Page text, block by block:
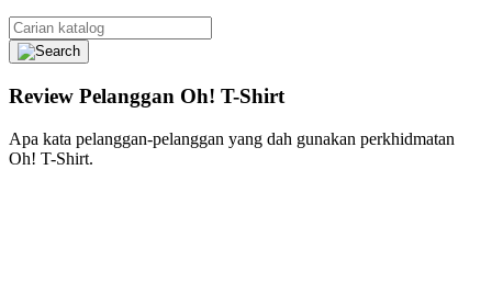
Review Pelanggan Oh! T-Shirt
Apa kata pelanggan-pelanggan yang dah gunakan perkhidmatan
Oh! T-Shirt.